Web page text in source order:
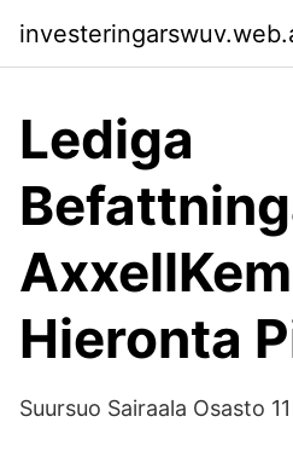
Lediga
Hieronta
Suursuo Sairaala Osasto 11